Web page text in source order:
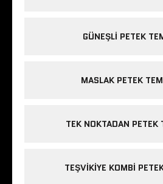
GÜNEŞLI PETEK
MASLAK PETEK
TEK NOKTADAN PETEK
TEŞVIKIYE KOMBI